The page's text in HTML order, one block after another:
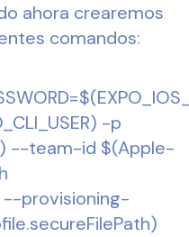
ahora crearemos
comandos:
-p
--team-id $(Apple-
--provisioning-